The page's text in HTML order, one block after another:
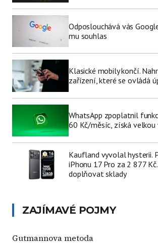
Odposlouchává vás
mu souhlas
Klasické mobily končí.
zařízení, které se ovládá
WhatsApp zpoplatnil
60 Kč/měsíc, získá velkou
Kaufland vyvolal hysterii.
iPhonu 17 Pro za 2 877
doplňovat sklady
ZAJÍMAVÉ POJMY
Gutmannova metoda